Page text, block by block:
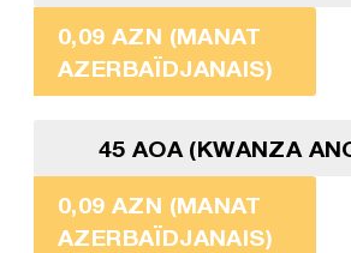
0,09 AZN (MANAT
AZERBAÏDJANAIS)
45 AOA (KWANZA
0,09 AZN (MANAT
AZERBAÏDJANAIS)